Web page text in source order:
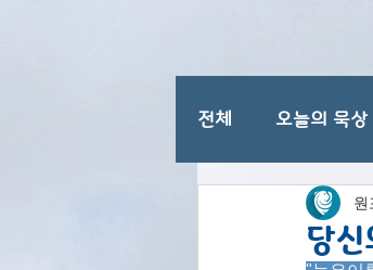
전체 오늘의 묵상
이스라엘 일반
당
원